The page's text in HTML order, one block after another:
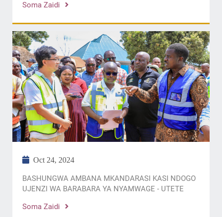
Soma Zaidi
Oct 24, 2024
BASHUNGWA AMBANA MKANDARASI KASI NDOGO
UJENZI WA BARABARA YA NYAMWAGE - UTETE
Soma Zaidi